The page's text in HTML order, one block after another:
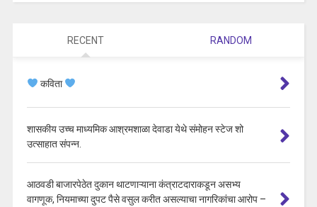
RECENT RANDOM
कविता
शासकीय उच्च माध्यमिक आश्रमशाळा देवाडा येथे संमोहन स्टेज शो
उत्साहात संपन्न.
आठवडी बाजारपेठेत दुकान थाटणाऱ्याना कंत्राटदाराकडून असभ्य
वागणूक, नियमाच्या दुपट पैसे वसुल करीत असल्याचा नागरिकांचा आरोप –